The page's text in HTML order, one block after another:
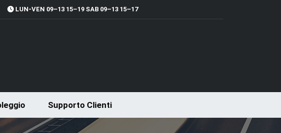
LUN-VEN 09–13 15–19 SAB 09–13 15–17
Supporto Clienti